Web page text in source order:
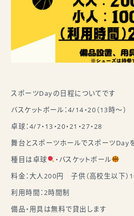
スポーツDayの日程についてです
バスケットボール：4/14・20（13時～）
卓球：4/7・13・20・21・27・28
舞台とスポーツホールでスポーツDayを
種目は卓球
・バスケットボール
料金：大人200円 子供（高校生以下）
利用時間：2時間制
備品・用具は無料で貸出します